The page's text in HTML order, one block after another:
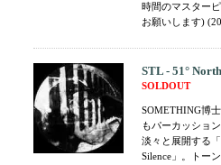
時間のマスター
お願いします)
STL - 51° North
SOLDOUT
SOMETHING博
もパーカッショ
淡々と展開する
Silence」。トー